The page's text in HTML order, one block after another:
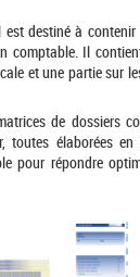
destiné à
comptable. Il
et une partie sur
de dossiers
toutes élaborées
pour répondre